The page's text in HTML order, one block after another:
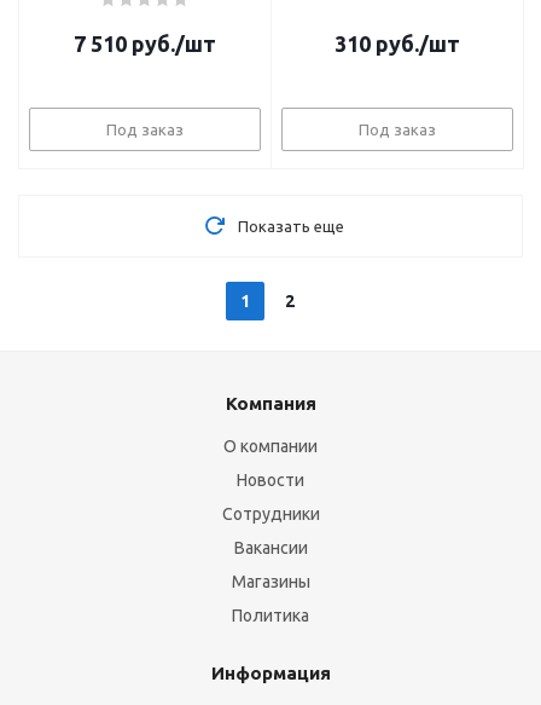
7 510 руб./шт
Под заказ
310 руб./шт
Под заказ
Показать еще
1 2
Компания
О компании
Новости
Сотрудники
Вакансии
Магазины
Политика
Информация